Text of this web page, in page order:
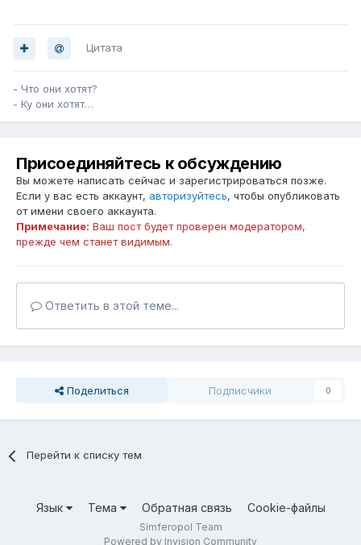
Цитата
- Что они хотят?
- Ку они хотят…
Присоединяйтесь к обсуждению
Вы можете написать сейчас и зарегистрироваться позже.
Если у вас есть аккаунт, авторизуйтесь, чтобы опубликовать
от имени своего аккаунта.
Примечание: Ваш пост будет проверен модератором,
прежде чем станет видимым.
Ответить в этой теме...
Поделиться Подписчики 0
Перейти к списку тем
Язык Тема Обратная связь Cookie-файлы
Simferopol Team
Powered by Invision Community